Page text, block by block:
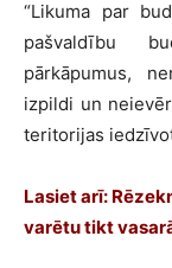
“Likuma par
pašvaldību
pārkāpumus,
izpildi un
teritorijas
Lasiet arī:
varētu tikt